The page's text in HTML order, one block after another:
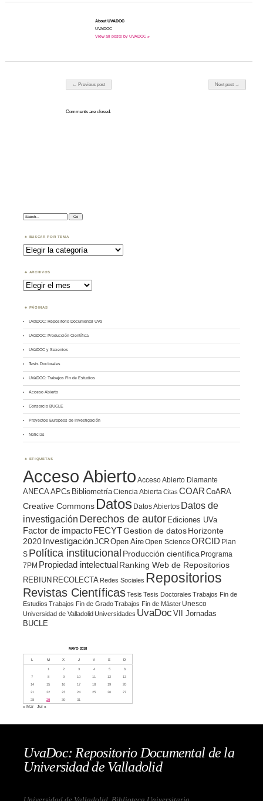
About UVADOC
UVADOC
View all posts by UVADOC »
Post navigation
← Previous post Next post →
Comments are closed.
Search:
BUSCAR POR TEMA
Buscar
por
Tema
ARCHIVOS
Archivos
PÁGINAS
UVaDOC: Repositorio Documental UVa
UVaDOC: Producción Científica
UVaDOC y Sexenios
Tesis Doctorales
UVaDOC: Trabajos Fin de Estudios
Acceso Abierto
Consorcio BUCLE
Proyectos Europeos de Investigación
Noticias
ETIQUETAS
Acceso Abierto Acceso Abierto Diamante
ANECA APCs BibliometríaCiencia Abierta Citas COAR CoARA
Creative Commons Datos Datos Abiertos Datos de
investigación Derechos de autor Ediciones UVa
Factor de impacto FECYTGestion de datosHorizonte
2020 InvestigaciónJCROpen AireOpen Science ORCID Plan
S Política institucional Producción científica Programa
7PM Propiedad intelectualRanking Web de Repositorios
REBIUN RECOLECTA Redes Sociales Repositorios
Revistas CientíficasTesis Tesis Doctorales Trabajos Fin de
Estudios Trabajos Fin de GradoTrabajos Fin de Máster Unesco
Universidad de ValladolidUniversidades UvaDoc VII Jornadas
BUCLE
MAYO 2018
L M X J V S D
1 2 3 4 5
6
7
8 9 10 11 12
13
14
15 16 17 18 19
20
21
22 23 24 25 26
27
28
29 30 31
« Mar Jul »
UvaDoc: Repositorio Documental de la
Universidad de Valladolid